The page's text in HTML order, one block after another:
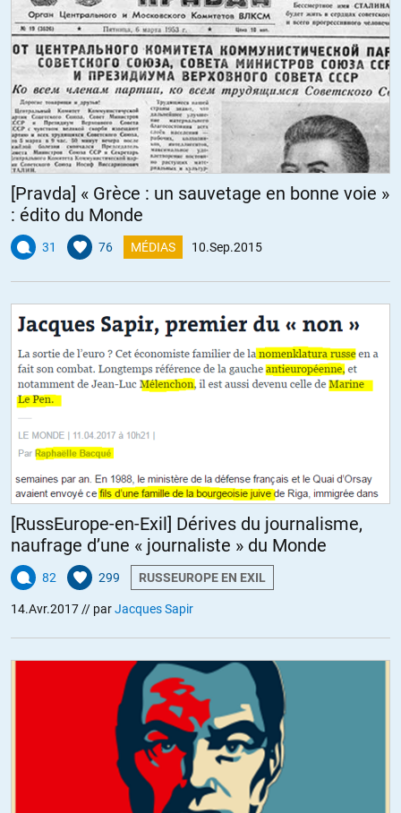
[Pravda] « Grèce : un sauvetage en bonne voie »
: édito du Monde
31 76 MÉDIAS 10.Sep.2015
[RussEurope-en-Exil] Dérives du journalisme,
naufrage d’une « journaliste » du Monde
82 299 RUSSEUROPE EN EXIL
14.Avr.2017// parJacques Sapir